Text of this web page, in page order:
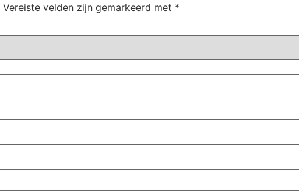
Vereiste velden zijn gemarkeerd met *